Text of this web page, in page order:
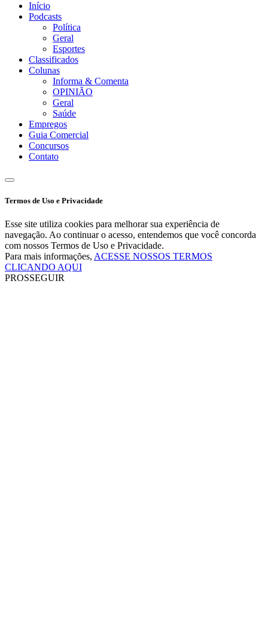
Início
Podcasts
Política
Geral
Esportes
Classificados
Colunas
Informa & Comenta
OPINIÃO
Geral
Saúde
Empregos
Guia Comercial
Concursos
Contato
Termos de Uso e Privacidade
Esse site utiliza cookies para melhorar sua experiência de
navegação. Ao continuar o acesso, entendemos que você concorda
com nossos Termos de Uso e Privacidade.
Para mais informações, ACESSE NOSSOS TERMOS
CLICANDO AQUI
PROSSEGUIR